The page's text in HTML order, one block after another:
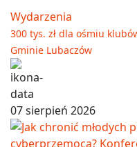
Wydarzenia
300 tys. zł dla ośmiu
Gminie Lubaczów
07 sierpień 2026